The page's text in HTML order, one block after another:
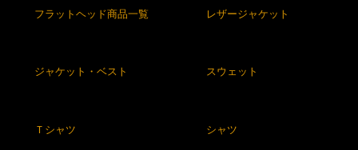
フラットヘッド商品一覧 レザージャケット
ジャケット・ベスト スウェット
Ｔシャツ シャツ